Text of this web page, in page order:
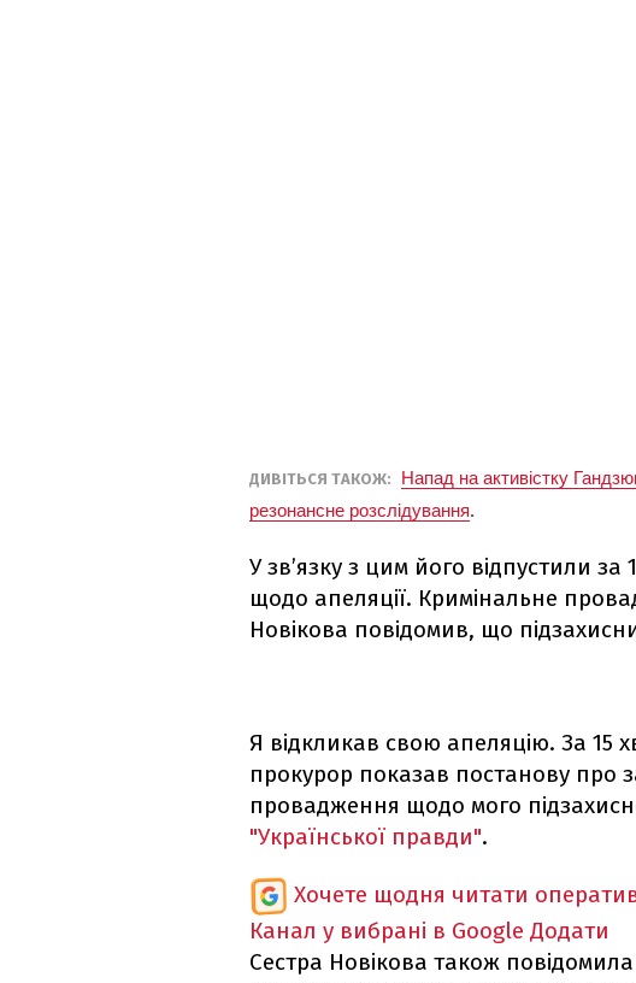
ДИВІТЬСЯ ТАКОЖ:
Напад на активістку
резонансне розслідування.
У зв’язку з цим його відпустили
щодо апеляції. Кримінальне
Новікова повідомив, що
Я відкликав свою апеляцію. За 15
прокурор показав постанову про
провадження щодо мого
"Української правди".
Хочете щодня читати
Канал у вибрані в Google Додати
Сестра Новікова також